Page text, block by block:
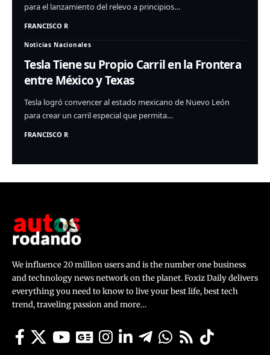
para el lanzamiento del relevo a principios…
FRANCISCO R
Noticias Nacionales
Tesla Tiene su Propio Carril en la Frontera
entre México y Texas
Tesla logró convencer al estado mexicano de Nuevo León
para crear un carril especial que permita…
FRANCISCO R
We influence 20 million users and is the number one business
and technology news network on the planet. Foxiz Daily delivers
everything you need to know to live your best life, best tech
trend, traveling passion and more…